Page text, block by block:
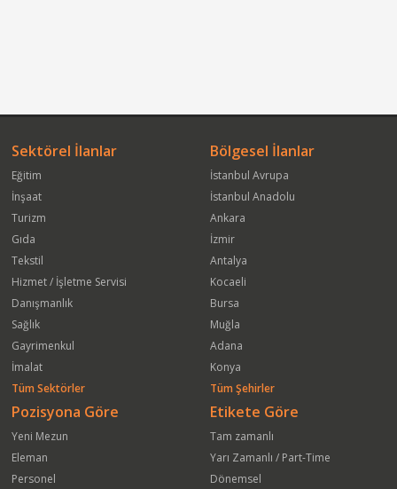
Sektörel İlanlar
Eğitim
İnşaat
Turizm
Gıda
Tekstil
Hizmet / İşletme Servisi
Danışmanlık
Sağlık
Gayrimenkul
İmalat
Tüm Sektörler
Bölgesel İlanlar
İstanbul Avrupa
İstanbul Anadolu
Ankara
İzmir
Antalya
Kocaeli
Bursa
Muğla
Adana
Konya
Tüm Şehirler
Pozisyona Göre
Yeni Mezun
Eleman
Personel
Etikete Göre
Tam zamanlı
Yarı Zamanlı / Part-Time
Dönemsel